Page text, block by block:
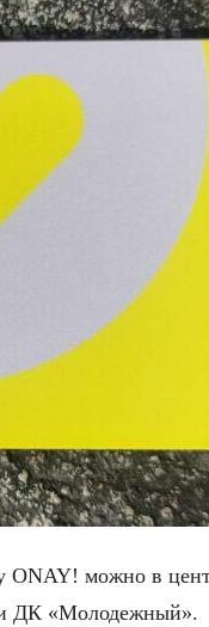
ONAY! можно в
ДК «Молодежный».